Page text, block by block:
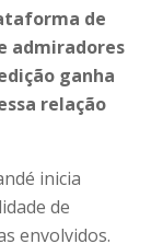
de
admiradores
ganha
relação
inicia
de
envolvidos.